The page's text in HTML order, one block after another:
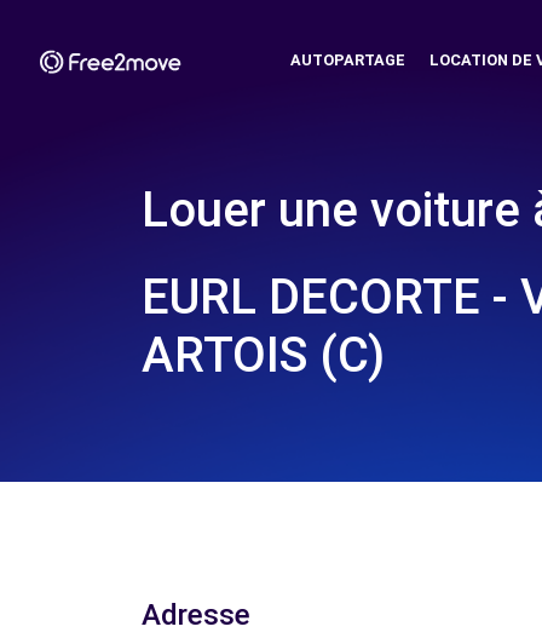
AUTOPARTAGE LOCATION DE
Louer une voiture
EURL DECORTE -
ARTOIS (C)
Adresse